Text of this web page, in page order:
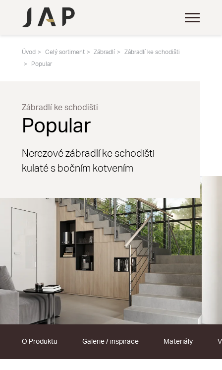
Úvod Celý sortiment Zábradlí
Zábradlí ke schodišti
Popular
Zábradlí ke schodišti
Popular
Nerezové zábradlí ke schodišti
kulaté s bočním kotvením
O Produktu Galerie / inspirace Materiály